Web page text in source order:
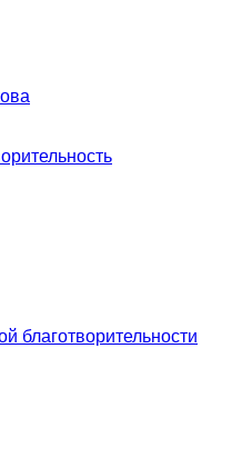
благотворительности